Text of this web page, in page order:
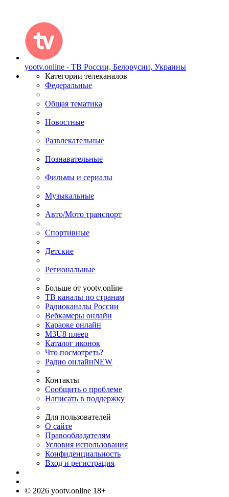
yootv.online - ТВ России, Белорусии, Украины
Категории телеканалов
Федеральные
Общая тематика
Новостные
Развлекательные
Познавательные
Фильмы и сериалы
Музыкальные
Авто/Мото транспорт
Спортивные
Детские
Региональные
Больше от yootv.online
ТВ каналы по странам
Радиоканалы России
Вебкамеры онлайн
Караоке онлайн
M3U8 плеер
Каталог иконок
Что посмотреть?
Радио онлайнNEW
Контакты
Сообщить о проблеме
Написать в поддержку
Для пользователей
О сайте
Правообладателям
Условия использования
Конфиденциальность
Вход и регистрация
© 2026 yootv.online 18+